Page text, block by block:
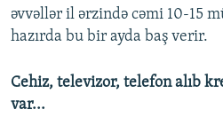
əvvəllər il ərzində cəmi 10-15
hazırda bu bir ayda baş verir.
Cehiz, televizor, telefon alıb
var...